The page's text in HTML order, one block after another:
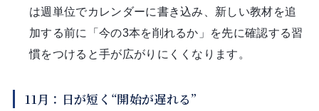
は週単位でカレンダーに書き込み、新しい教材を追
加する前に「今の3本を削れるか」を先に確認する習
慣をつけると手が広がりにくくなります。
11月：日が短く“開始が遅れる”